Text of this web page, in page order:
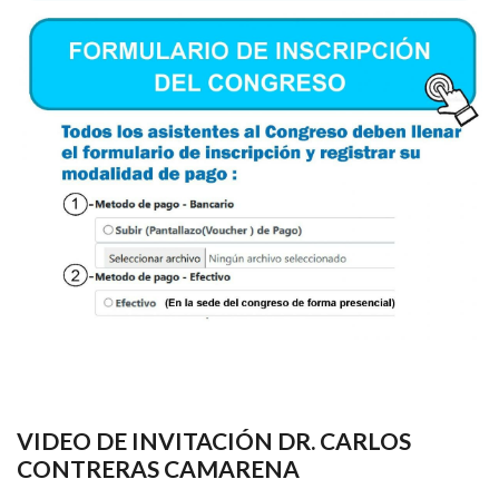
VIDEO DE INVITACIÓN DR. CARLOS
CONTRERAS CAMARENA